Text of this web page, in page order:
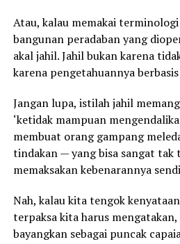
Atau, kalau memakai
bangunan peradaban yang
akal jahil. Jahil bukan karena
karena pengetahuannya
Jangan lupa, istilah jahil
‘ketidak mampuan
membuat orang gampang
tindakan — yang bisa sangat
memaksakan kebenarannya
Nah, kalau kita tengok
terpaksa kita harus
bayangkan sebagai puncak